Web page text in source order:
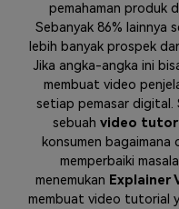
pemahaman produk
Sebanyak 86% lainnya
lebih banyak prospek
Jika angka-angka ini
membuat video
setiap pemasar
sebuah video
konsumen
memperbaiki
menemukan Explainer
membuat video tutorial